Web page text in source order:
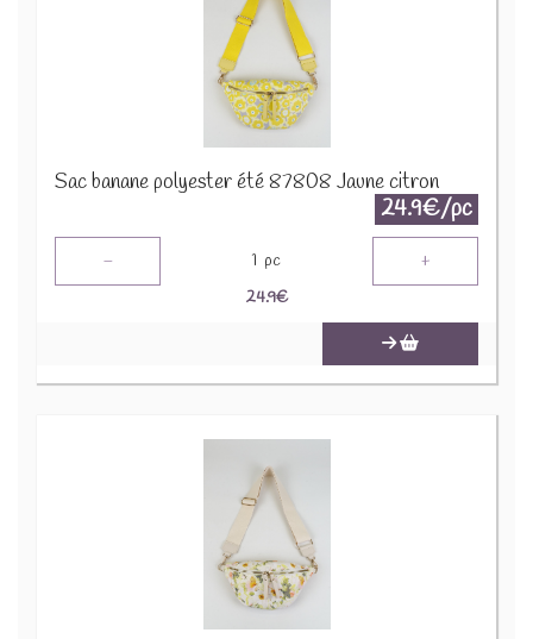
Sac banane polyester été 87808 Jaune citron
24.9€/pc
- 1 pc +
24.9€